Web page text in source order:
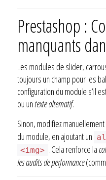
Prestashop :
manquants
Les modules de slider,
toujours un champ pour les
configuration du module s’il
ou untexte alternatif.
Sinon, modifiez
du module, en ajoutant un
<img> . Cela renforce la
les audits de performance